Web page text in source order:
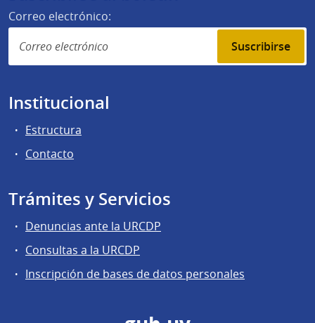
Correo electrónico:
Suscribirse
Institucional
Estructura
Contacto
Trámites y Servicios
Denuncias ante la URCDP
Consultas a la URCDP
Inscripción de bases de datos personales